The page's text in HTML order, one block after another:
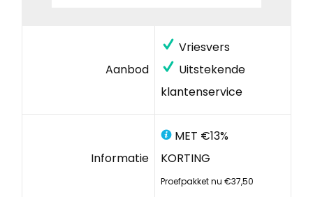
Aanbod
Vriesvers
Uitstekende
klantenservice
Informatie
MET €13%
KORTING
Proefpakket nu €37,50